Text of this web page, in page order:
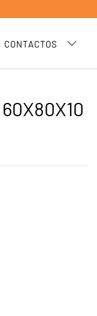
CONTACTOS